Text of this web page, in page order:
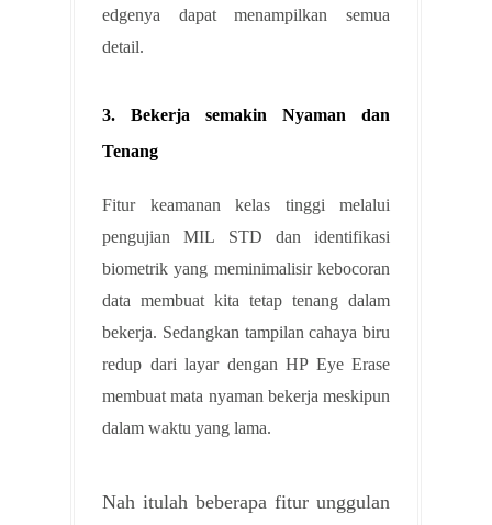
edgenya dapat menampilkan semua
detail.
3. Bekerja semakin Nyaman dan
Tenang
Fitur keamanan kelas tinggi melalui
pengujian MIL STD dan identifikasi
biometrik yang meminimalisir kebocoran
data membuat kita tetap tenang dalam
bekerja. Sedangkan tampilan cahaya biru
redup dari layar dengan HP Eye Erase
membuat mata nyaman bekerja meskipun
dalam waktu yang lama.
Nah itulah beberapa fitur unggulan